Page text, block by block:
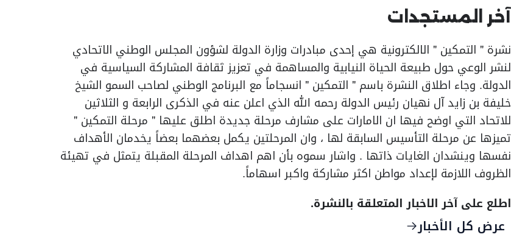
آخر المستجدات
نشرة " التمكين " الالكترونية هي إحدى مبادرات وزارة الدولة لشؤون المجلس الوطني الاتحادي
لنشر الوعي حول طبيعة الحياة النيابية والمساهمة في تعزيز ثقافة المشاركة السياسية في
الدولة. وجاء اطلاق النشرة باسم " التمكين " انسجاماً مع البرنامج الوطني لصاحب السمو الشيخ
خليفة بن زايد آل نهيان رئيس الدولة رحمه الله الذي اعلن عنه في الذكرى الرابعة و الثلاثين
للاتحاد التي اوضح فيها ان الامارات على مشارف مرحلة جديدة اطلق عليها " مرحلة التمكين "
تميزها عن مرحلة التأسيس السابقة لها ، وان المرحلتين يكمل بعضهما بعضاً يخدمان الأهداف
نفسها وينشدان الغايات ذاتها . واشار سموه بأن اهم اهداف المرحلة المقبلة يتمثل في تهيئة
الظروف اللازمة لإعداد مواطن اكثر مشاركة واكبر اسهاماً.
اطلع على آخر الاخبار المتعلقة بالنشرة.
عرض كل الأخبار